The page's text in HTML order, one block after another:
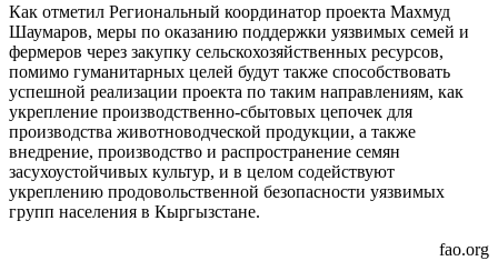
Как отметил Региональный координатор проекта Махмуд
Шаумаров, меры по оказанию поддержки уязвимых семей и
фермеров через закупку сельскохозяйственных ресурсов,
помимо гуманитарных целей будут также способствовать
успешной реализации проекта по таким направлениям, как
укрепление производственно-сбытовых цепочек для
производства животноводческой продукции, а также
внедрение, производство и распространение семян
засухоустойчивых культур, и в целом содействуют
укреплению продовольственной безопасности уязвимых
групп населения в Кыргызстане.
fao.org